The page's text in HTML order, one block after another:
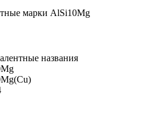
марки AlSi10Mg
названия